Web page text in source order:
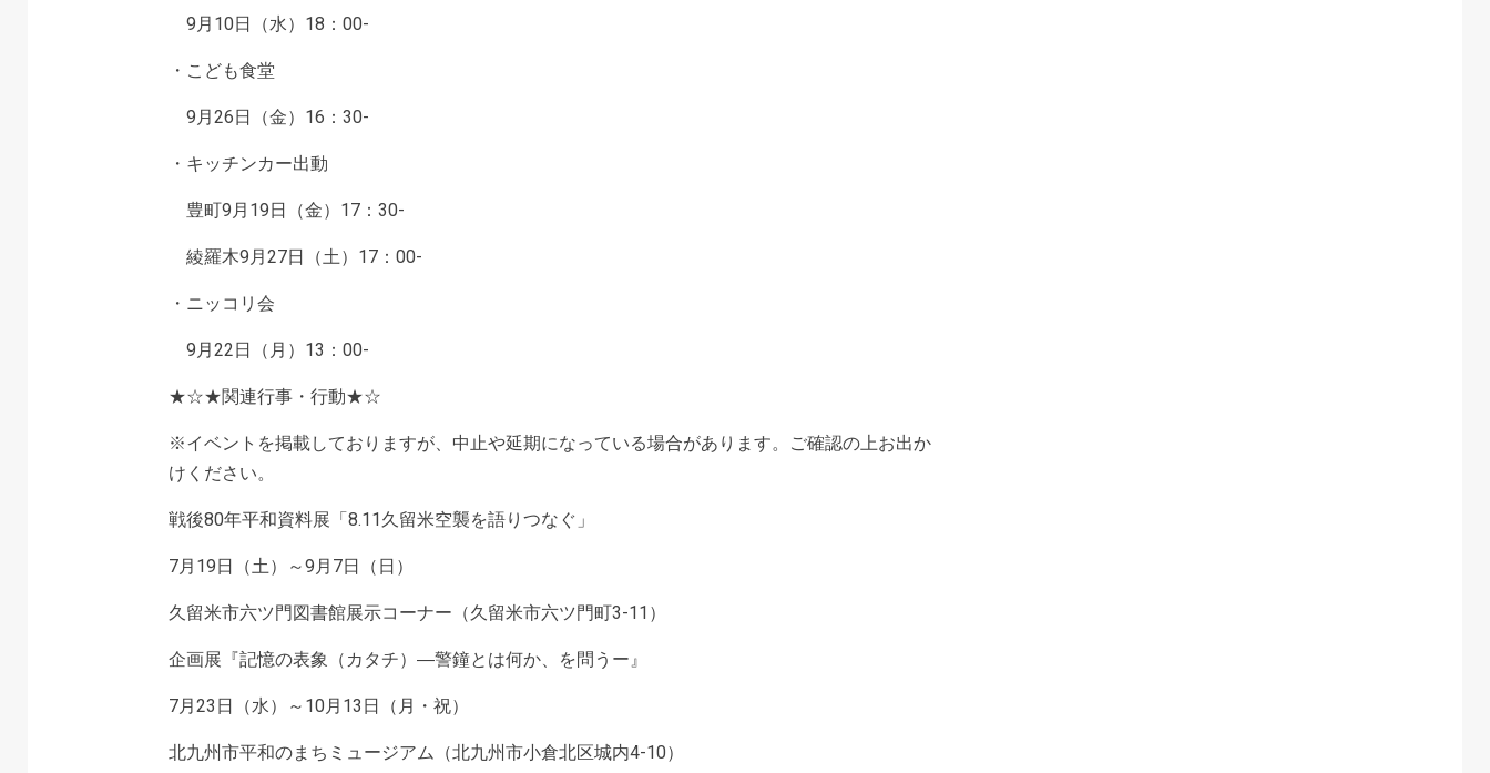
9月10日（水）18：00-
・こども食堂
9月26日（金）16：30-
・キッチンカー出動
豊町9月19日（金）17：30-
綾羅木9月27日（土）17：00-
・ニッコリ会
9月22日（月）13：00-
★☆★関連行事・行動★☆
※イベントを掲載しておりますが、中止や延期になっている場合があります。ご確認の上お出か
けください。
戦後80年平和資料展「8.11久留米空襲を語りつなぐ」
7月19日（土）～9月7日（日）
久留米市六ツ門図書館展示コーナー（久留米市六ツ門町3-11）
企画展『記憶の表象（カタチ）―警鐘とは何か、を問うー』
7月23日（水）～10月13日（月・祝）
北九州市平和のまちミュージアム（北九州市小倉北区城内4-10）